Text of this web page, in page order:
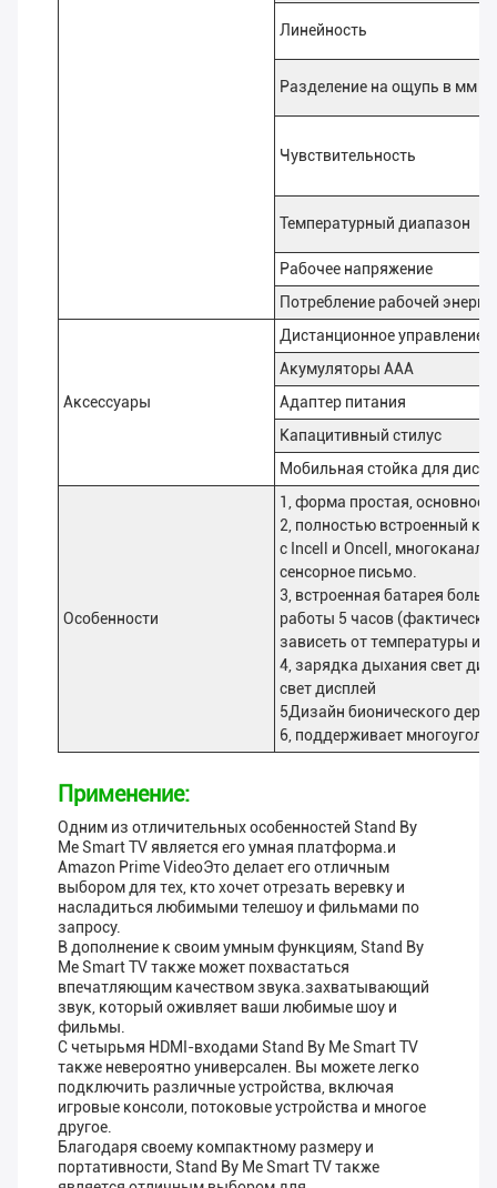
Линейность
Разделение на ощупь в мм
Чувствительность
Температурный диапазон
Рабочее напряжение
Потребление рабочей
Аксессуары
Дистанционное управление
Акумуляторы AAA
Адаптер питания
Капацитивный стилус
Мобильная стойка для
Особенности
1, форма простая, основное
2, полностью встроенный
с Incell и Oncell,
сенсорное письмо.
3, встроенная батарея
работы 5 часов
зависеть от температуры и
4, зарядка дыхания свет
свет дисплей
5Дизайн бионического
6, поддерживает
Применение:
Одним из отличительных особенностей Stand By
Me Smart TV является его умная платформа.и
Amazon Prime VideoЭто делает его отличным
выбором для тех, кто хочет отрезать веревку и
насладиться любимыми телешоу и фильмами по
запросу.
В дополнение к своим умным функциям, Stand By
Me Smart TV также может похвастаться
впечатляющим качеством звука.захватывающий
звук, который оживляет ваши любимые шоу и
фильмы.
С четырьмя HDMI-входами Stand By Me Smart TV
также невероятно универсален. Вы можете легко
подключить различные устройства, включая
игровые консоли, потоковые устройства и многое
другое.
Благодаря своему компактному размеру и
портативности, Stand By Me Smart TV также